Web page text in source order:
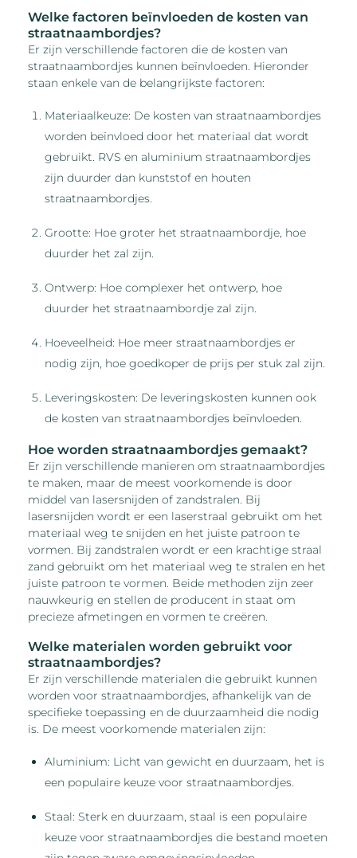
Welke factoren beïnvloeden de kosten van
straatnaambordjes?
Er zijn verschillende factoren die de kosten van
straatnaambordjes kunnen beïnvloeden. Hieronder
staan enkele van de belangrijkste factoren:
Materiaalkeuze: De kosten van straatnaambordjes
worden beïnvloed door het materiaal dat wordt
gebruikt. RVS en aluminium straatnaambordjes
zijn duurder dan kunststof en houten
straatnaambordjes.
Grootte: Hoe groter het straatnaambordje, hoe
duurder het zal zijn.
Ontwerp: Hoe complexer het ontwerp, hoe
duurder het straatnaambordje zal zijn.
Hoeveelheid: Hoe meer straatnaambordjes er
nodig zijn, hoe goedkoper de prijs per stuk zal zijn.
Leveringskosten: De leveringskosten kunnen ook
de kosten van straatnaambordjes beïnvloeden.
Hoe worden straatnaambordjes gemaakt?
Er zijn verschillende manieren om straatnaambordjes
te maken, maar de meest voorkomende is door
middel van lasersnijden of zandstralen. Bij
lasersnijden wordt er een laserstraal gebruikt om het
materiaal weg te snijden en het juiste patroon te
vormen. Bij zandstralen wordt er een krachtige straal
zand gebruikt om het materiaal weg te stralen en het
juiste patroon te vormen. Beide methoden zijn zeer
nauwkeurig en stellen de producent in staat om
precieze afmetingen en vormen te creëren.
Welke materialen worden gebruikt voor
straatnaambordjes?
Er zijn verschillende materialen die gebruikt kunnen
worden voor straatnaambordjes, afhankelijk van de
specifieke toepassing en de duurzaamheid die nodig
is. De meest voorkomende materialen zijn:
Aluminium: Licht van gewicht en duurzaam, het is
een populaire keuze voor straatnaambordjes.
Staal: Sterk en duurzaam, staal is een populaire
keuze voor straatnaambordjes die bestand moeten